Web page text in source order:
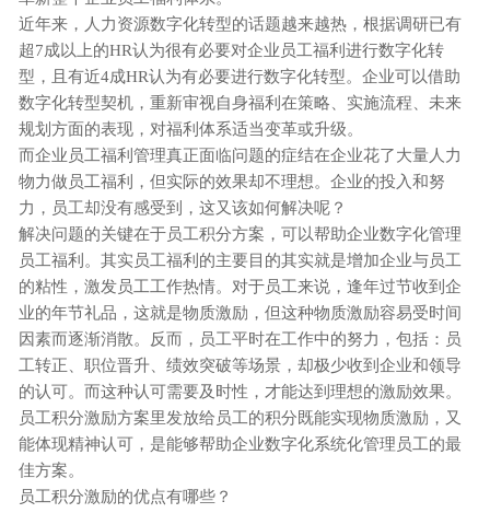
近年来， 人力资源数字化转型的话题越来越热， 根据调研已有
超7成以上的HR认为很有必要对企业员工福利进行数字化转
型，且有近4成HR认为有必要进行数字化转型。 企业可以借助
数字化转型契机，重新审视自身福利在策略、实施流程、未来
规划方面的表现，对福利体系适当变革或升级。
而企业员工福利管理真正面临问题的症结在企业花了大量人力
物力做员工福利，但实际的效果却不理想。企业的投入和努
力，员工却没有感受到，这又该如何解决呢？
解决问题的关键在于员工积分方案 ， 可以帮助企业数字化管理
员工福利。其实员工福利的主要目的其实就是增加企业与员工
的粘性，激发员工工作热情。对于员工来说，逢年过节收到企
业的年节礼品，这就是物质激励，但这种物质激励容易受时间
因素而逐渐消散。反而，员工平时在工作中的努力，包括：员
工转正、职位晋升、绩效突破等场景，却极少收到企业和领导
的认可。而这种认可需要及时性，才能达到理想的激励效果。
员工积分激励方案里发放给员工的积分既能实现物质激励，又
能体现精神认可，是能够帮助企业数字化系统化管理员工的最
佳方案。
员工积分激励的优点有哪些？